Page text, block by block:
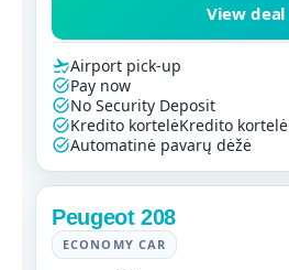
View deal
Airport pick-up
Pay now
No Security Deposit
Kredito kortelėKredito kortelė
Automatinė pavarų dėžė
Peugeot 208
ECONOMY CAR